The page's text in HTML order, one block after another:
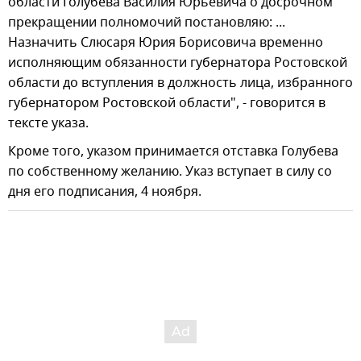
прекращении полномочий постановляю: ...
Назначить Слюсаря Юрия Борисовича временно
исполняющим обязанности губернатора Ростовской
области до вступления в должность лица, избранного
губернатором Ростовской области", - говорится в
тексте указа.
Кроме того, указом принимается отставка Голубева
по собственному желанию. Указ вступает в силу со
дня его подписания, 4 ноября.